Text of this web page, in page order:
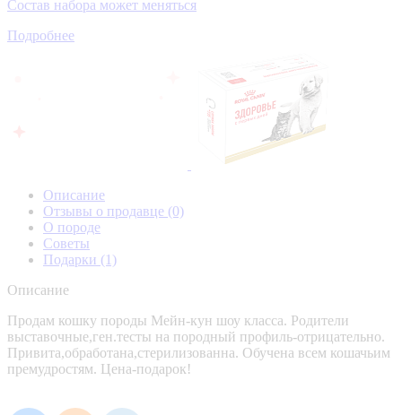
Состав набора может меняться
Подробнее
Описание
Отзывы о продавце (0)
О породе
Советы
Подарки (1)
Описание
Продам кошку породы Мейн-кун шоу класса. Родители
выставочные,ген.тесты на породный профиль-отрицательно.
Привита,обработана,стерилизованна. Обучена всем кошачьим
премудростям. Цена-подарок!